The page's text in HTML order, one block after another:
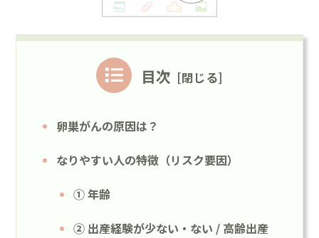
目次
卵巣がんの原因は？
なりやすい人の特徴（リスク要因）
① 年齢
② 出産経験が少ない・ない / 高齢出産